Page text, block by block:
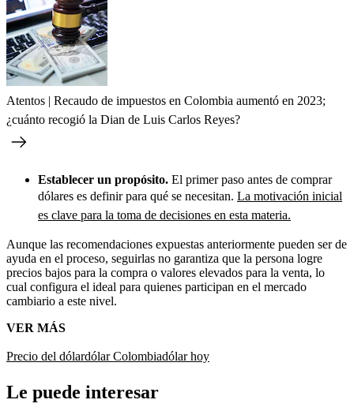
Atentos | Recaudo de impuestos en Colombia aumentó en 2023;
¿cuánto recogió la Dian de Luis Carlos Reyes?
Establecer un propósito. El primer paso antes de comprar
dólares es definir para qué se necesitan. La motivación inicial
es clave para la toma de decisiones en esta materia.
Aunque las recomendaciones expuestas anteriormente pueden ser de
ayuda en el proceso, seguirlas no garantiza que la persona logre
precios bajos para la compra o valores elevados para la venta, lo
cual configura el ideal para quienes participan en el mercado
cambiario a este nivel.
VER MÁS
Precio del dólardólar Colombiadólar hoy
Le puede interesar